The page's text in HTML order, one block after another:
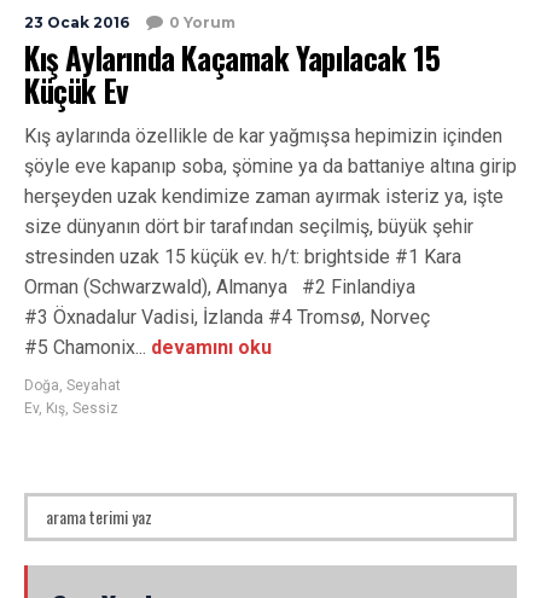
23 Ocak 2016 0 Yorum
Kış Aylarında Kaçamak Yapılacak 15
Küçük Ev
Kış aylarında özellikle de kar yağmışsa hepimizin içinden
şöyle eve kapanıp soba, şömine ya da battaniye altına girip
herşeyden uzak kendimize zaman ayırmak isteriz ya, işte
size dünyanın dört bir tarafından seçilmiş, büyük şehir
stresinden uzak 15 küçük ev. h/t: brightside #1 Kara
Orman (Schwarzwald), Almanya #2 Finlandiya
#3 Öxnadalur Vadisi, İzlanda #4 Tromsø, Norveç
#5 Chamonix... devamını oku
Doğa Seyahat
Ev, Kış Sessiz